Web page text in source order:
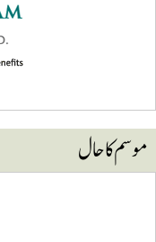
کا حال